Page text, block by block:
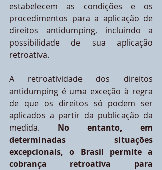
estabelecem as condições e os
procedimentos para a aplicação de
direitos antidumping, incluindo a
possibilidade de sua aplicação
retroativa.
A retroatividade dos direitos
antidumping é uma exceção à regra
de que os direitos só podem ser
aplicados a partir da publicação da
medida. No entanto, em
determinadas situações
excepcionais, o Brasil permite a
cobrança retroativa para